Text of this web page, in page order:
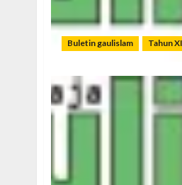
Buletin gaulislam Tahun